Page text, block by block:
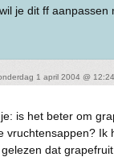
je dit ff aanpassen
1 april 2004 @
is het beter om
vruchtensappen? Ik
dat